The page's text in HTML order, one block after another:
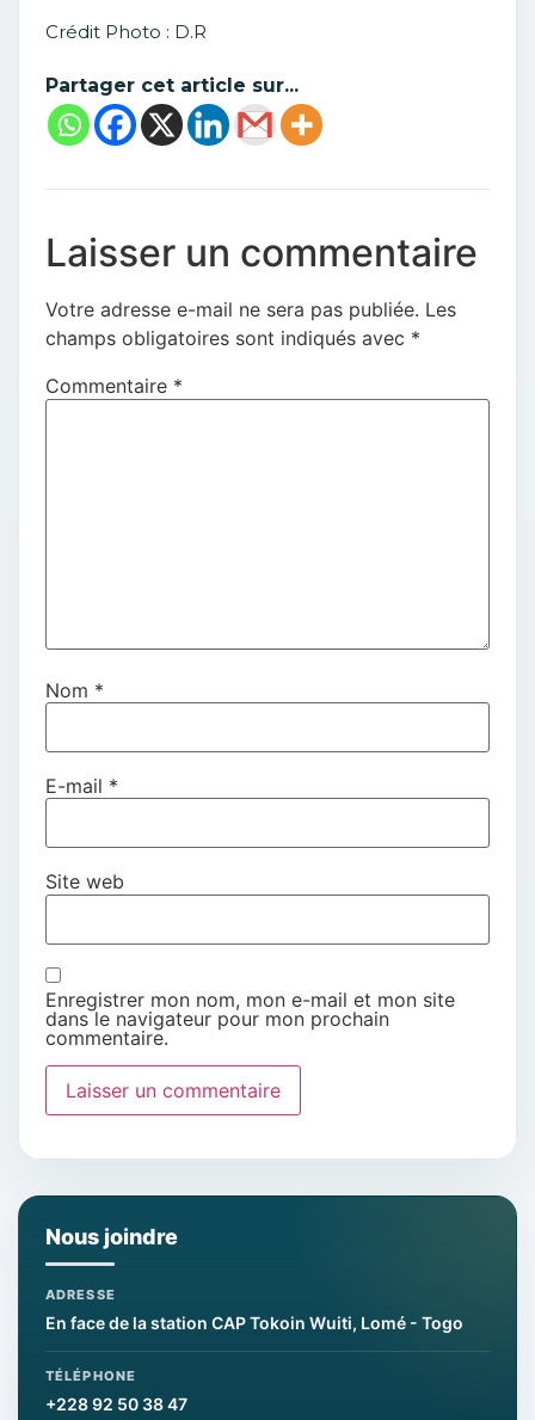
Crédit Photo : D.R
Partager cet article sur...
Laisser un commentaire
Votre adresse e-mail ne sera pas publiée. Les
champs obligatoires sont indiqués avec *
Commentaire *
Nom *
E-mail *
Site web
Enregistrer mon nom, mon e-mail et mon site
dans le navigateur pour mon prochain
commentaire.
Nous joindre
ADRESSE
En face de la station CAP Tokoin Wuiti, Lomé - Togo
TÉLÉPHONE
+228 92 50 38 47